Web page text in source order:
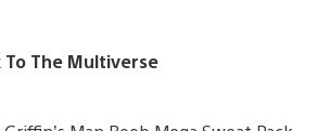
To The Multiverse